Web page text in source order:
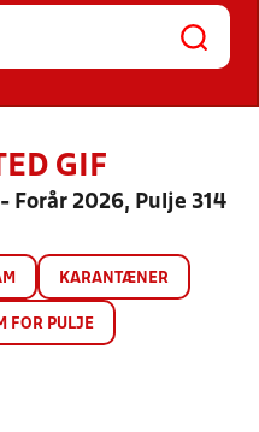
GIF
Forår 2026, Pulje 314
KARANTÆNER
FOR PULJE